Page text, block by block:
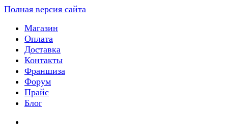
Полная версия сайта
Магазин
Оплата
Доставка
Контакты
Франшиза
Форум
Прайс
Блог